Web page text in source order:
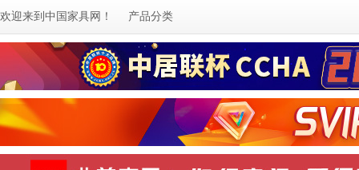
欢迎来到 中国家具网 ！ 产品分类